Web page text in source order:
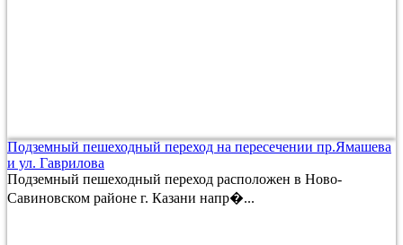
Подземный пешеходный переход на пересечении пр.Ямашева
и ул. Гаврилова
Подземный пешеходный переход расположен в Ново-
Савиновском районе г. Казани напр�...